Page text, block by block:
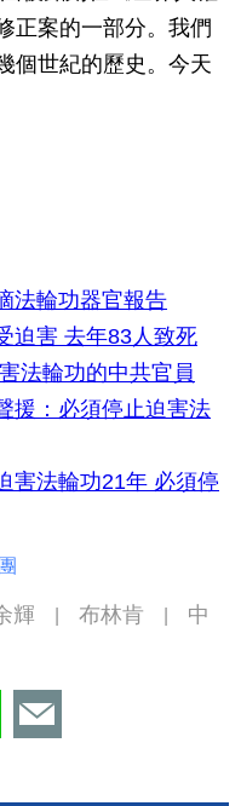
正案的一部分。我們
個世紀的歷史。今天
法輪功器官報告
迫害 去年83人致死
法輪功的中共官員
援：必須停止迫害法
害法輪功21年 必須停
輝 布林肯
中